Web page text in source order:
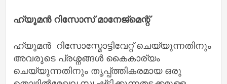
ഹ്യൂമൻ റിസോസ് മാനേജ്മെന്റ്
ഹ്യൂമൻ റിസോസ്മോട്ടിവേറ്റ് ചെയ്യുന്നതിനും
അവരുടെ പ്രശ്നങ്ങൾ കൈകാര്യം
ചെയ്യുന്നതിനും തൃപ്പ്ത്തികരമായ ഒരു